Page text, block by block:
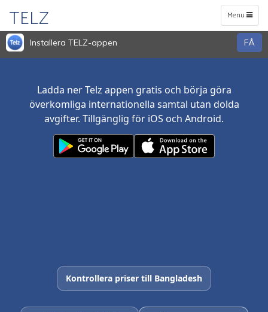
Toggle
navigation
Menu
TELZ
Installera TELZ-appen FÅ
Ladda ner Telz appen gratis och börja göra
överkomliga internationella samtal utan dolda
avgifter. Tillgänglig för iOS och Android.
Kontrollera priser till Bangladesh